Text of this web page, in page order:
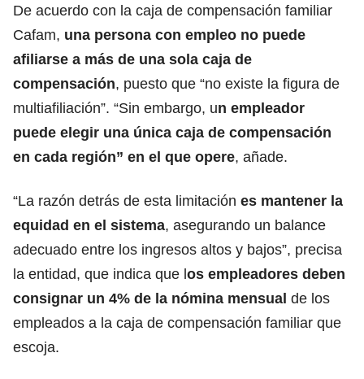
De acuerdo con la caja de compensación familiar
Cafam, una persona con empleo no puede
afiliarse a más de una sola caja de
compensación, puesto que “no existe la figura de
multiafiliación”. “Sin embargo, un empleador
puede elegir una única caja de compensación
en cada región” en el que opere, añade.
“La razón detrás de esta limitación es mantener la
equidad en el sistema, asegurando un balance
adecuado entre los ingresos altos y bajos”, precisa
la entidad, que indica que los empleadores deben
consignar un 4% de la nómina mensual de los
empleados a la caja de compensación familiar que
escoja.